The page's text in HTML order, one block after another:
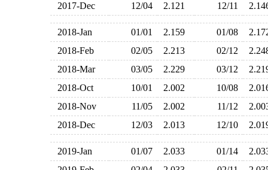
2017-Dec
12/04 2.121 12/11
2018-Jan 01/01 2.159 01/08
2018-Feb
02/05 2.213 02/12
2018-Mar
03/05 2.229 03/12
2018-Oct
10/01 2.002 10/08
2018-Nov
11/05 2.002 11/12
2018-Dec
12/03 2.013 12/10
2019-Jan 01/07 2.033 01/14